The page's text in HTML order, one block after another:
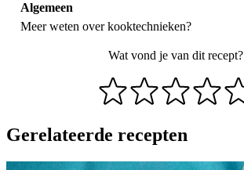
Algemeen
Meer weten overkooktechnieken?
Wat vond je van dit recept?
Gerelateerde recepten